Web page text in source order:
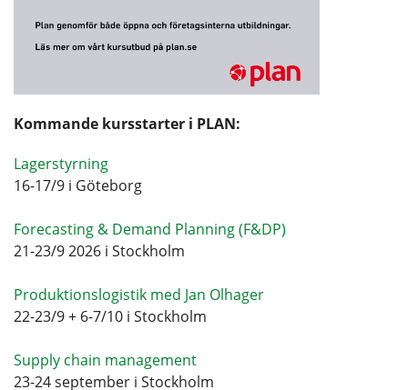
Kommande kursstarter i PLAN:
Lagerstyrning
16-17/9 i Göteborg
Forecasting & Demand Planning (F&DP)
21-23/9 2026 i Stockholm
Produktionslogistik med Jan Olhager
22-23/9 + 6-7/10 i Stockholm
Supply chain management
23-24 september i Stockholm